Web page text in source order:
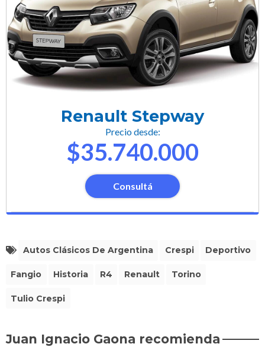
Renault Stepway
Precio desde:
$35.740.000
Consultá
Autos Clásicos De Argentina Crespi Deportivo
Fangio Historia R4 Renault Torino
Tulio Crespi
Juan Ignacio Gaona recomienda